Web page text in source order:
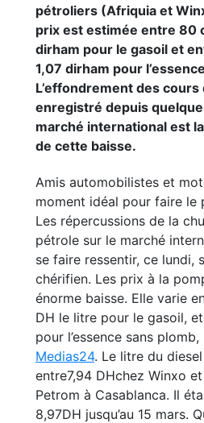
pétroliers (Afriquia et
prix est estimée entre 80
dirham pour le gasoil et
1,07 dirham pour
L’effondrement des
enregistré depuis
marché international est
de cette baisse.
Amis automobilistes et
moment idéal pour faire le
Les répercussions de la
pétrole sur le marché
se faire ressentir, ce lundi,
chérifien. Les prix à la
énorme baisse. Elle varie
DH le litre pour le gasoil,
pour l’essence sans
Medias24. Le litre du
entre7,94 DHchez Winxo
Petrom à Casablanca. Il
8,97DH jusqu’au 15 mars.